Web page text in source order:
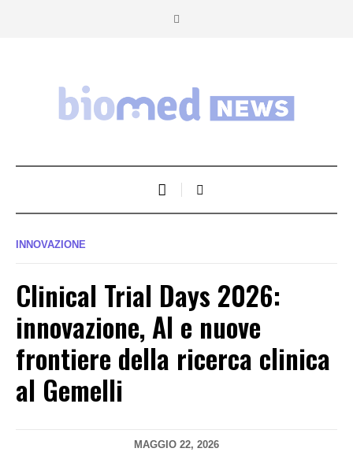
INNOVAZIONE
Clinical Trial Days 2026:
innovazione, AI e nuove
frontiere della ricerca clinica
al Gemelli
MAGGIO 22, 2026